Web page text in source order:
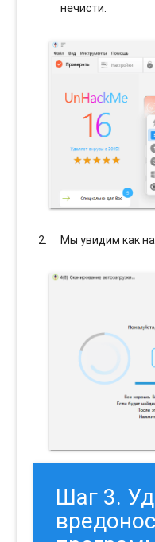
нечисти.
Мы увидим как
Шаг 3.